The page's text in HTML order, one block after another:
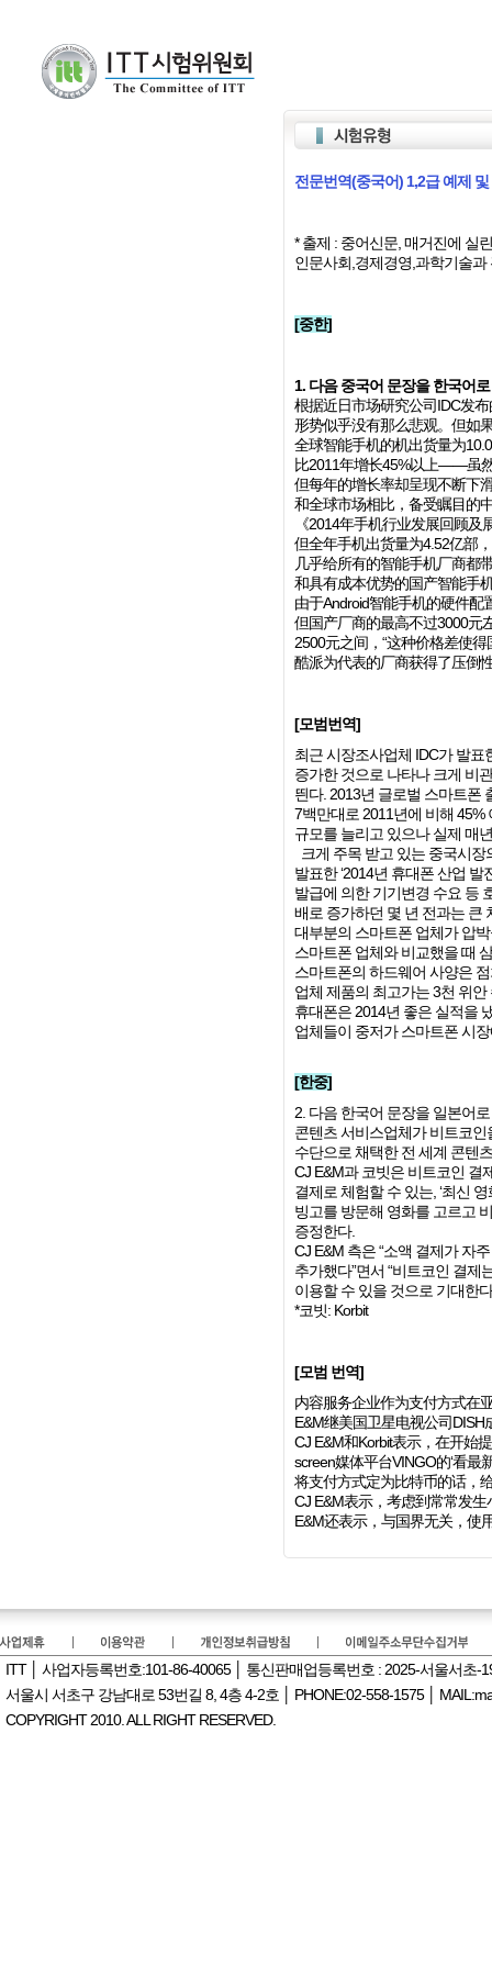
전문번역(중국어) 1,2급 예제
* 출제 : 중어신문, 매거진에 실
인문사회,경제경영,과학기술
[중한]
1. 다음 중국어 문장을 한국어
根据近日市场研究公司IDC发
形势似乎没有那么悲观。但如
全球智能手机的机出货量为
比2011年增长45%以上——虽
但每年的增长率却呈现不断下
和全球市场相比，备受瞩目的
《2014年手机行业发展回顾
但全年手机出货量为4.52亿部
几乎给所有的智能手机厂商都
和具有成本优势的国产智能手
由于Android智能手机的硬件
但国产厂商的最高不过3000元
2500元之间，“这种价格差使
酷派为代表的厂商获得了压倒
[모범번역]
최근 시장조사업체 IDC가 발표
증가한 것으로 나타나 크게 비
띈다. 2013년 글로벌 스마트폰
7백만대로 2011년에 비해 45%
규모를 늘리고 있으나 실제 매
크게 주목 받고 있는 중국시
발표한 ‘2014년 휴대폰 산업
발급에 의한 기기변경 수요 등
배로 증가하던 몇 년 전과는 큰
대부분의 스마트폰 업체가 압
스마트폰 업체와 비교했을 때
스마트폰의 하드웨어 사양은
업체 제품의 최고가는 3천 위
휴대폰은 2014년 좋은 실적을
업체들이 중저가 스마트폰 시
[한중]
2. 다음 한국어 문장을 일본어
콘텐츠 서비스업체가 비트코
수단으로 채택한 전 세계 콘텐
CJ E&M과 코빗은 비트코인 결
결제로 체험할 수 있는, ‘최신
빙고를 방문해 영화를 고르고
증정한다.
CJ E&M 측은 “소액 결제가 자
추가했다”면서 “비트코인 결
이용할 수 있을 것으로 기대한
*코빗: Korbit
[모범 번역]
内容服务企业作为支付方式在
E&M继美国卫星电视公司
CJ E&M和Korbit表示，在开始
screen媒体平台VINGO的‘看
将支付方式定为比特币的话，
CJ E&M表示，考虑到常常发
E&M还表示，与国界无关，使
ITT │ 사업자등록번호:101-86-40065 │ 통신판매업등록번호 : 2025-서울서초-
서울시 서초구 강남대로 53번길 8, 4층 4-2호 │ PHONE:02-558-1575 │
COPYRIGHT 2010. ALL RIGHT RESERVED.